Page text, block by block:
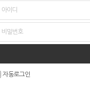
자동로그인